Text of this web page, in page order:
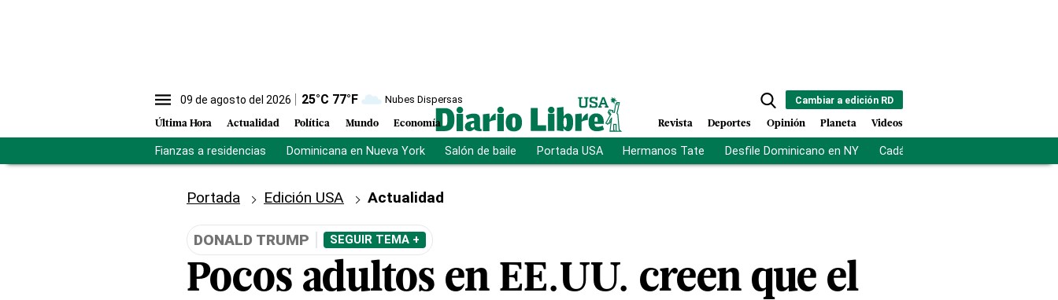
09 de agosto del 2026 25°C 77°F Nubes Dispersas
Última Hora Actualidad Política Mundo Economía
Cambiar a edición RD
Revista Deportes Opinión Planeta Videos
Fianzas a residencias Dominicana en Nueva York Salón de baile Portada USA Hermanos Tate Desfile Dominicano en NY Cadáveres en Chicago
Portada Edición USA Actualidad
DONALD TRUMP SEGUIR TEMA +
Pocos adultos en EE.UU. creen que el